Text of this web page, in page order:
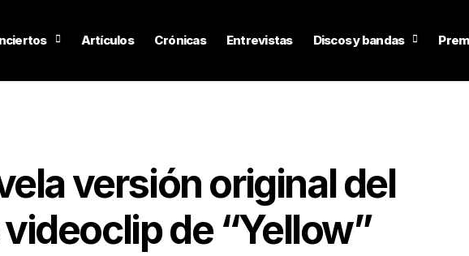
Artículos Crónicas Entrevistas Discos y bandas
versión original del
de “Yellow”